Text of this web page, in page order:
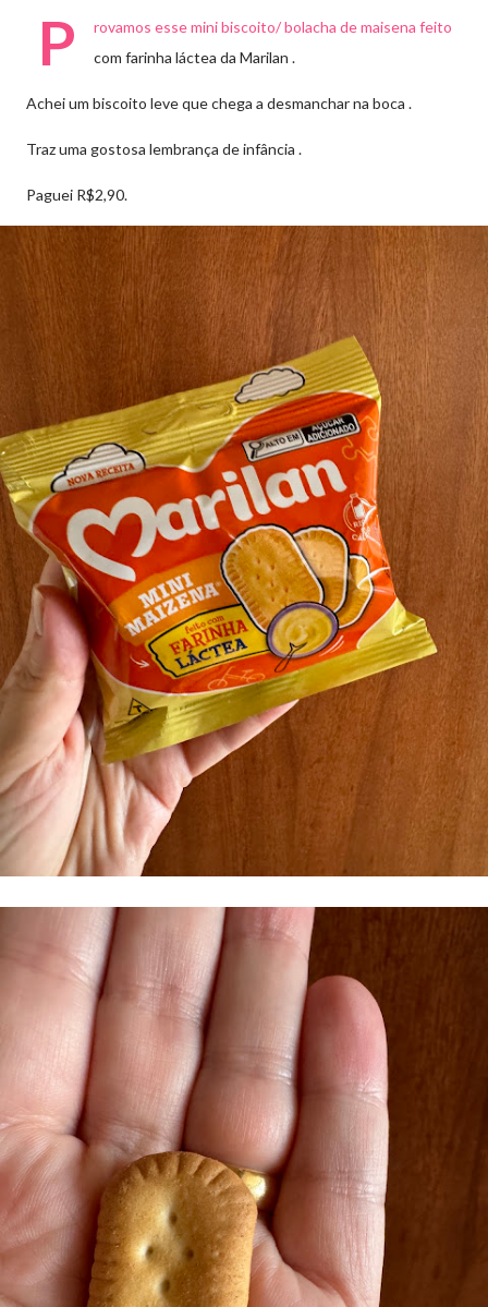
P
rovamos esse mini biscoito/ bolacha de maisena feito
com farinha láctea da Marilan .
Achei um biscoito leve que chega a desmanchar na boca .
Traz uma gostosa lembrança de infância .
Paguei R$2,90.